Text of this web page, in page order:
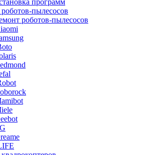
программ
пылесосов
роботов-пылесосов